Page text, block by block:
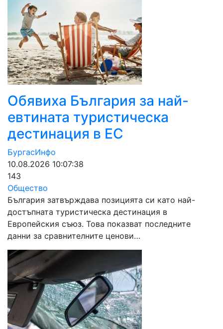
Обявиха България за най-
евтината туристическа
дестинация в ЕС
БургасИнфо
10.08.2026 10:07:38
143
Общество
България затвърждава позицията си като най-
достъпната туристическа дестинация в
Европейския съюз. Това показват последните
данни за сравнителните ценови…